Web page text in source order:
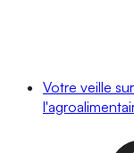
Votre veille